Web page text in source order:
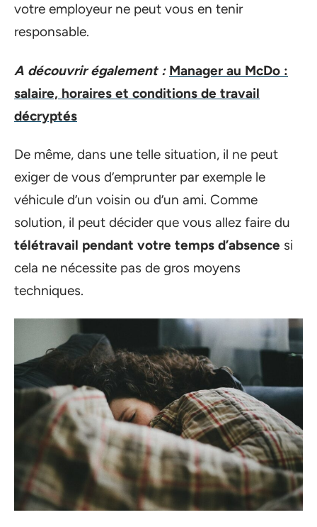
votre employeur ne peut vous en tenir
responsable.
A découvrir également : Manager au McDo :
salaire, horaires et conditions de travail
décryptés
De même, dans une telle situation, il ne peut
exiger de vous d’emprunter par exemple le
véhicule d’un voisin ou d’un ami. Comme
solution, il peut décider que vous allez faire du
télétravail pendant votre temps d’absence si
cela ne nécessite pas de gros moyens
techniques.